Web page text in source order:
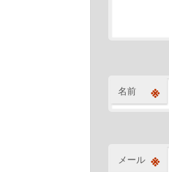
名前 ※
メール ※